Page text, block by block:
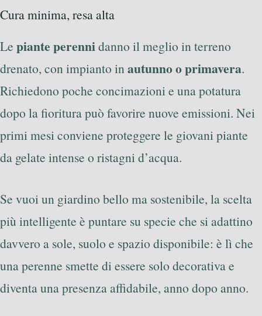
Cura minima, resa alta
Le piante perennidanno il meglio in terreno
drenato, con impianto inautunno o primavera.
Richiedono poche concimazioni e una potatura
dopo la fioritura può favorire nuove emissioni. Nei
primi mesi conviene proteggere le giovani piante
da gelate intense o ristagni d’acqua.
Se vuoi un giardino bello ma sostenibile, la scelta
più intelligente è puntare su specie che si adattino
davvero a sole, suolo e spazio disponibile: è lì che
una perenne smette di essere solo decorativa e
diventa una presenza affidabile, anno dopo anno.